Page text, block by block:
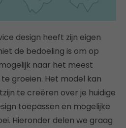
design heeft zijn eigen
de bedoeling is om op
naar het meest
groeien. Het model kan
te creëren over je huidige
toepassen en mogelijke
Hieronder delen we graag